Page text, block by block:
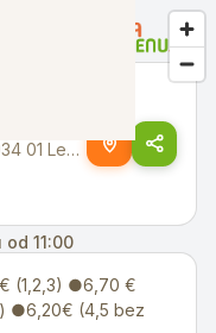
Ul.A.Sládkoviča 5, 934 01 Levice
11:00
(1,2,3) ●6,70 €
●6,20€ (4,5 bez